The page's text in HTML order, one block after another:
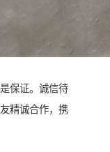
保证。诚信待
精诚合作，携